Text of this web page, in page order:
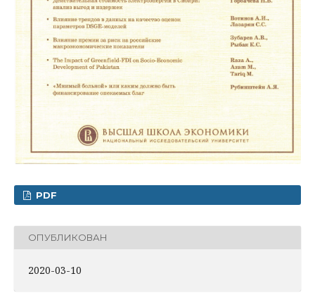
PDF
ОПУБЛИКОВАН
2020-03-10